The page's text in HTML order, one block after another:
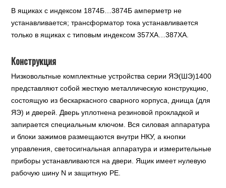
В ящиках с индексом 1874Б…3874Б амперметр не
устанавливается; трансформатор тока устанавливается
только в ящиках с типовым индексом 357ХА…387ХА.
Конструкция
Низковольтные комплектные устройства серии ЯЭ(ШЭ)1400
представляют собой жесткую металлическую конструкцию,
состоящую из бескаркасного сварного корпуса, днища (для
ЯЭ) и дверей. Дверь уплотнена резиновой прокладкой и
запирается специальным ключом. Вся силовая аппаратура
и блоки зажимов размещаются внутри НКУ, а кнопки
управления, светосигнальная аппаратура и измерительные
приборы устанавливаются на двери. Ящик имеет нулевую
рабочую шину N и защитную PE.